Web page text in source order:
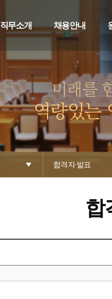
직무소개 채용안내
합격자 발표
합